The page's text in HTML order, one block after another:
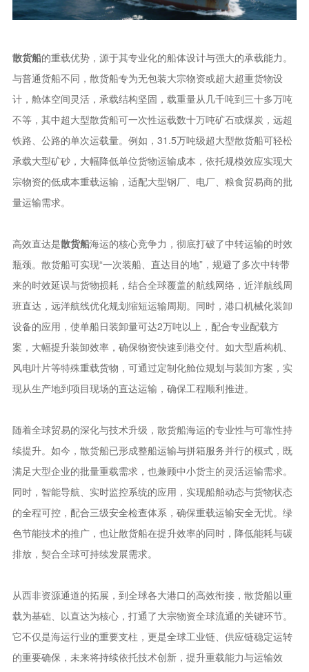
散货船的重载优势，源于其专业化的船体设计与强大的承载能力。
与普通货船不同，散货船专为无包装大宗物资或超大超重货物设
计，舱体空间灵活，承载结构坚固，载重量从几千吨到三十多万吨
不等，其中超大型散货船可一次性运载数十万吨矿石或煤炭，远超
铁路、公路的单次运载量。例如，31.5万吨级超大型散货船可轻松
承载大型矿砂，大幅降低单位货物运输成本，依托规模效应实现大
宗物资的低成本重载运输，适配大型钢厂、电厂、粮食贸易商的批
量运输需求。
高效直达是散货船海运的核心竞争力，彻底打破了中转运输的时效
瓶颈。散货船可实现“一次装船、直达目的地”，规避了多次中转带
来的时效延误与货物损耗，结合全球覆盖的航线网络，近洋航线周
班直达，远洋航线优化规划缩短运输周期。同时，港口机械化装卸
设备的应用，使单船日装卸量可达2万吨以上，配合专业配载方
案，大幅提升装卸效率，确保物资快速到港交付。如大型盾构机、
风电叶片等特殊重载货物，可通过定制化舱位规划与装卸方案，实
现从生产地到项目现场的直达运输，确保工程顺利推进。
随着全球贸易的深化与技术升级，散货船海运的专业性与可靠性持
续提升。如今，散货船已形成整船运输与拼箱服务并行的模式，既
满足大型企业的批量重载需求，也兼顾中小货主的灵活运输需求。
同时，智能导航、实时监控系统的应用，实现船舶动态与货物状态
的全程可控，配合三级安全检查体系，确保重载运输安全无忧。绿
色节能技术的推广，也让散货船在提升效率的同时，降低能耗与碳
排放，契合全球可持续发展需求。
从西非资源通道的拓展，到全球各大港口的高效衔接，散货船以重
载为基础、以直达为核心，打通了大宗物资全球流通的关键环节。
它不仅是海运行业的重要支柱，更是全球工业链、供应链稳定运转
的重要确保，未来将持续依托技术创新，提升重载能力与运输效